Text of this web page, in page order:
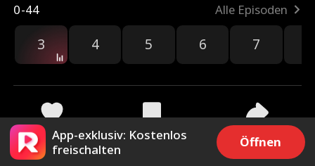
0-44 Alle Episoden
3 4 5 6 7
275 12.2k Teilen
App-exklusiv: Kostenlos
freischalten
Öffnen